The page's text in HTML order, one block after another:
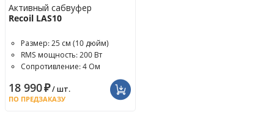
Активный сабвуфер
Recoil LAS10
Размер: 25 см (10 дюйм)
RMS мощность: 200 Вт
Сопротивление: 4 Ом
18 990₽/ шт.
ПО ПРЕДЗАКАЗУ